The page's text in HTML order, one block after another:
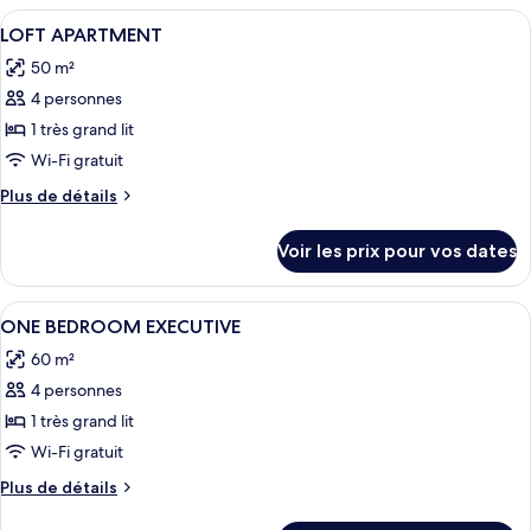
baignoire
à
jets
type
de
Appartement
Deluxe,
à
jets
Afficher
toutes
les
photos
pour
ce
type
de
LOFT
APARTMENT
1 chambre, literie de qualité supérieure
7
LOFT APARTMENT
50 m²
4 personnes
1 très grand lit
Wi-Fi gratuit
Plus de détails
Plus
le
type
de
LOFT
APARTMENT
Voir les prix pour vos dates
Afficher
toutes
les
photos
pour
ce
type
de
1 chambre, literie de qualité supérieure
6
ONE BEDROOM EXECUTIVE
60 m²
4 personnes
1 très grand lit
Wi-Fi gratuit
Plus de détails
Plus